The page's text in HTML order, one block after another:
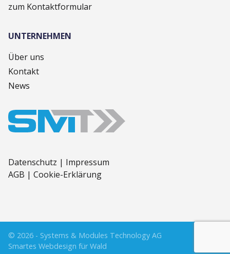
zum Kontaktformular
UNTERNEHMEN
Über uns
Kontakt
News
Datenschutz | Impressum
AGB | Cookie-Erklärung
© 2026 - Systems & Modules Technology AG
Smartes Webdesign für Wald